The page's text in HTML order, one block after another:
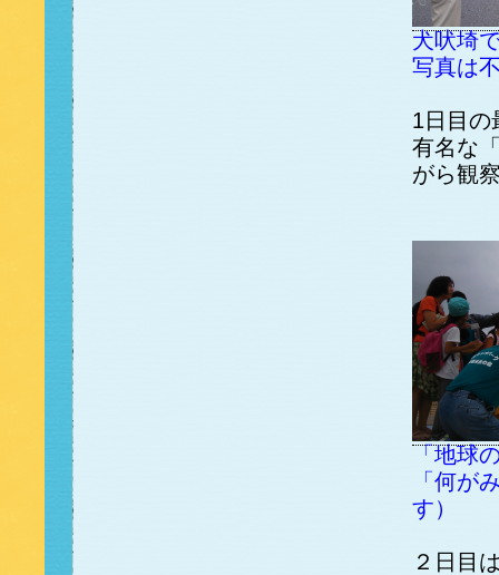
犬吠埼
写真は
1日目の
有名な
がら観
「地球
「何が
す）
２日目